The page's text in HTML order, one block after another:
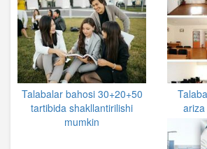
Talabalar bahosi 30+20+50
tartibida shakllantirilishi
mumkin